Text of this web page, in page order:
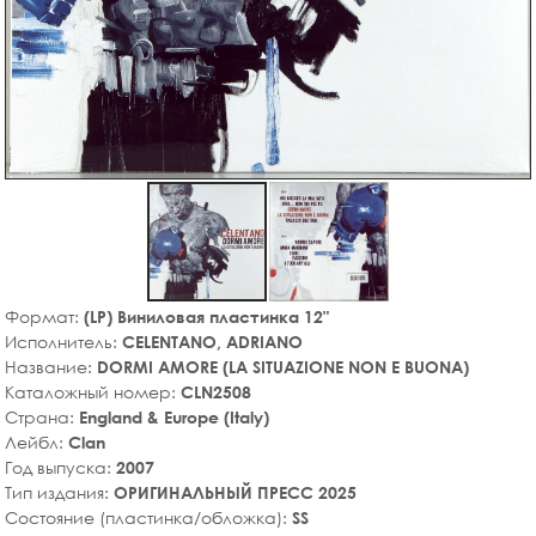
Формат: (LP) Виниловая пластинка 12"
Исполнитель: CELENTANO, ADRIANO
Название: DORMI AMORE (LA SITUAZIONE NON E BUONA)
Каталожный номер: CLN2508
Страна: England & Europe (Italy)
Лейбл: Clan
Год выпуска: 2007
Тип издания: ОРИГИНАЛЬНЫЙ ПРЕСС 2025
Состояние (пластинка/обложка): SS